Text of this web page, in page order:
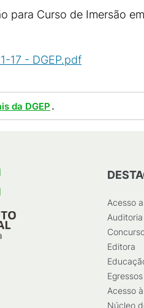
para Curso de Imersão
17 - DGEP.pdf
da DGEP .
Acesso
Editora
Egressos
Acesso
Núcleo